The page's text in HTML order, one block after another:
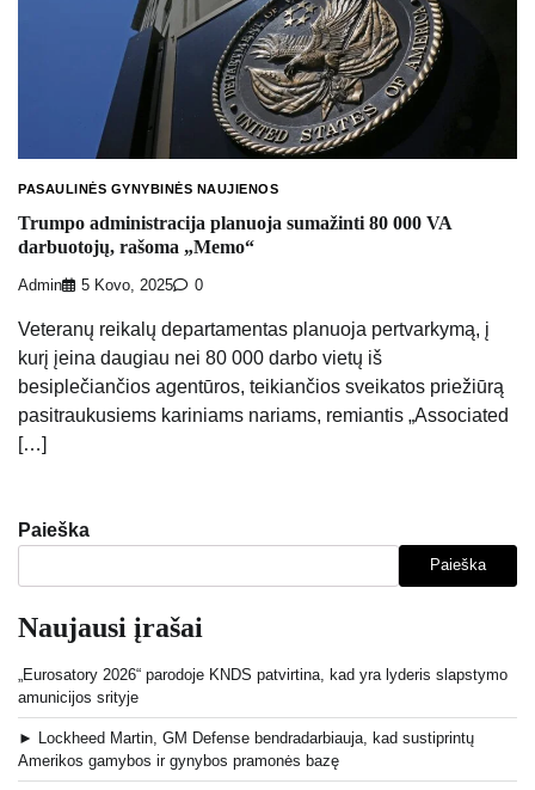
PASAULINĖS GYNYBINĖS NAUJIENOS
Trumpo administracija planuoja sumažinti 80 000 VA
darbuotojų, rašoma „Memo“
Admin 5 Kovo, 2025 0
Veteranų reikalų departamentas planuoja pertvarkymą, į
kurį įeina daugiau nei 80 000 darbo vietų iš
besiplečiančios agentūros, teikiančios sveikatos priežiūrą
pasitraukusiems kariniams nariams, remiantis „Associated
[…]
Paieška
Paieška
Naujausi įrašai
„Eurosatory 2026“ parodoje KNDS patvirtina, kad yra lyderis slapstymo
amunicijos srityje
► Lockheed Martin, GM Defense bendradarbiauja, kad sustiprintų
Amerikos gamybos ir gynybos pramonės bazę